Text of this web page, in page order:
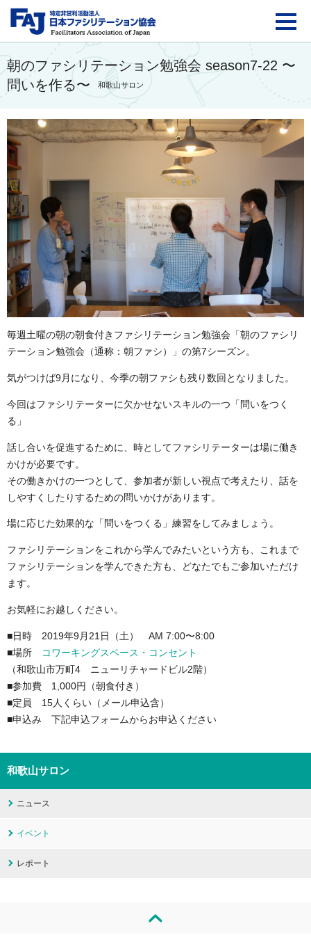
FAJ：特定非営利活動
朝のファシリテーション勉強会 season7-22 〜
問いを作る〜
和歌山サロン
毎週土曜の朝の朝食付きファシリテーション勉強会「朝のファシリ
テーション勉強会（通称：朝ファシ）」の第7シーズン。
気がつけば9月になり、今季の朝ファシも残り数回となりました。
今回はファシリテーターに欠かせないスキルの一つ「問いをつく
る」
話し合いを促進するために、時としてファシリテーターは場に働き
かけが必要です。
その働きかけの一つとして、参加者が新しい視点で考えたり、話を
しやすくしたりするための問いかけがあります。
場に応じた効果的な「問いをつくる」練習をしてみましょう。
ファシリテーションをこれから学んでみたいという方も、これまで
ファシリテーションを学んできた方も、どなたでもご参加いただけ
ます。
お気軽にお越しください。
■日時 2019年9月21日（土） AM 7:00〜8:00
■場所
コワーキングスペース・コンセント
（和歌山市万町4 ニューリチャードビル2階）
■参加費 1,000円（朝食付き）
■定員 15人くらい（メール申込含）
■申込み 下記申込フォームからお申込ください
和歌山サロン
ニュース
イベント
レポート